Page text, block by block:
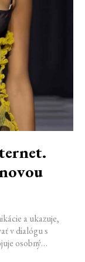
a ukazuje,
v dialógu s
osobný